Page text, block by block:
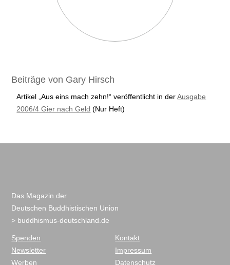
Beiträge von Gary Hirsch
Artikel „Aus eins mach zehn!“ veröffentlicht in derAusgabe
2006/4 Gier nach Geld (Nur Heft)
Das Magazin der
Deutschen Buddhistischen Union
> buddhismus-deutschland.de
Spenden
Newsletter
Werben
Kontakt
Impressum
Datenschutz